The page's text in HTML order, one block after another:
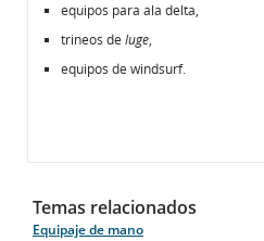
equipos para ala delta,
trineos de luge,
equipos de windsurf.
Temas relacionados
Equipaje de mano